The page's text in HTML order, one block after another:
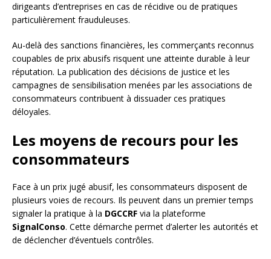
dirigeants d’entreprises en cas de récidive ou de pratiques
particulièrement frauduleuses.
Au-delà des sanctions financières, les commerçants reconnus
coupables de prix abusifs risquent une atteinte durable à leur
réputation. La publication des décisions de justice et les
campagnes de sensibilisation menées par les associations de
consommateurs contribuent à dissuader ces pratiques
déloyales.
Les moyens de recours pour les
consommateurs
Face à un prix jugé abusif, les consommateurs disposent de
plusieurs voies de recours. Ils peuvent dans un premier temps
signaler la pratique à la DGCCRF via la plateforme
SignalConso. Cette démarche permet d’alerter les autorités et
de déclencher d’éventuels contrôles.